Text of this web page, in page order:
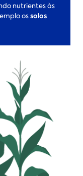
nutrientes às
ossolos